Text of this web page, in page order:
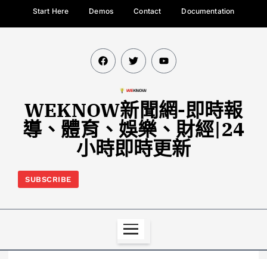
Start Here Demos Contact Documentation
WEKNOW新聞網-即時報
導、體育、娛樂、財經|24
小時即時更新
SUBSCRIBE